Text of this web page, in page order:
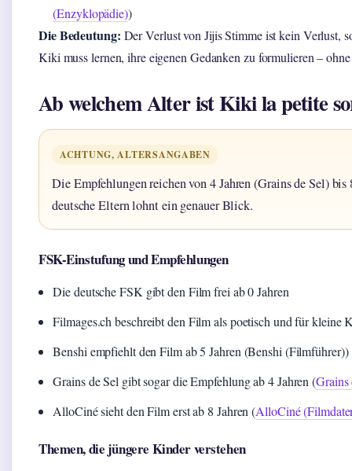
(Enzyklopädie))
Die Bedeutung: Der Verlust von Jijis Stimme ist kein Verlust,
Kiki muss lernen, ihre eigenen Gedanken zu formulieren –
Ab welchem Alter ist Kiki la petite
ACHTUNG, ALTERSANGABEN
Die Empfehlungen reichen von 4 Jahren (Grains de Sel)
deutsche Eltern lohnt ein genauer Blick.
FSK-Einstufung und Empfehlungen
Die deutsche FSK gibt den Film frei ab 0 Jahren
Filmages.ch beschreibt den Film als poetisch und für kleine
Benshi empfiehlt den Film ab 5 Jahren (Benshi (Filmführer))
Grains de Sel gibt sogar die Empfehlung ab 4 Jahren (Grains
AlloCiné sieht den Film erst ab 8 Jahren (AlloCiné
Themen, die jüngere Kinder verstehen